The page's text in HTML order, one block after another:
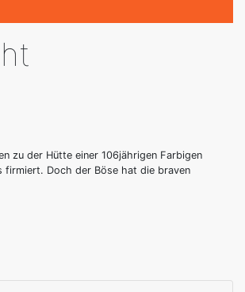
zu der Hütte einer 106jährigen Farbigen
firmiert. Doch der Böse hat die braven